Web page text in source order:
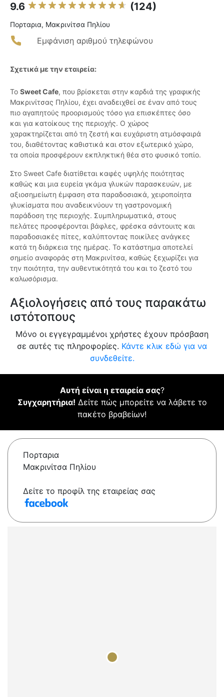
9.6 (124)
Πορταρια, Μακρινίτσα Πηλίου
Εμφάνιση αριθμού τηλεφώνου
Σχετικά με την εταιρεία:
Το Sweet Cafe, που βρίσκεται στην καρδιά της γραφικής
Μακρινίτσας Πηλίου, έχει αναδειχθεί σε έναν από τους
πιο αγαπητούς προορισμούς τόσο για επισκέπτες όσο
και για κατοίκους της περιοχής. Ο χώρος
χαρακτηρίζεται από τη ζεστή και ευχάριστη ατμόσφαιρά
του, διαθέτοντας καθιστικά και στον εξωτερικό χώρο,
τα οποία προσφέρουν εκπληκτική θέα στο φυσικό τοπίο.
Στο Sweet Cafe διατίθεται καφές υψηλής ποιότητας
καθώς και μια ευρεία γκάμα γλυκών παρασκευών, με
αξιοσημείωτη έμφαση στα παραδοσιακά, χειροποίητα
γλυκίσματα που αναδεικνύουν τη γαστρονομική
παράδοση της περιοχής. Συμπληρωματικά, στους
πελάτες προσφέρονται βάφλες, φρέσκα σάντουιτς και
παραδοσιακές πίτες, καλύπτοντας ποικίλες ανάγκες
κατά τη διάρκεια της ημέρας. Το κατάστημα αποτελεί
σημείο αναφοράς στη Μακρινίτσα, καθώς ξεχωρίζει για
την ποιότητα, την αυθεντικότητά του και το ζεστό του
καλωσόρισμα.
Αξιολογήσεις από τους παρακάτω
ιστότοπους
Μόνο οι εγγεγραμμένοι χρήστες έχουν πρόσβαση
σε αυτές τις πληροφορίες. Κάντε κλικ εδώ για να
συνδεθείτε.
Αυτή είναι η εταιρεία σας?
Συγχαρητήρια! Δείτε πώς μπορείτε να λάβετε το
πακέτο βραβείων!
Πορταρια
Μακρινίτσα Πηλίου
Δείτε το προφίλ της εταιρείας σας